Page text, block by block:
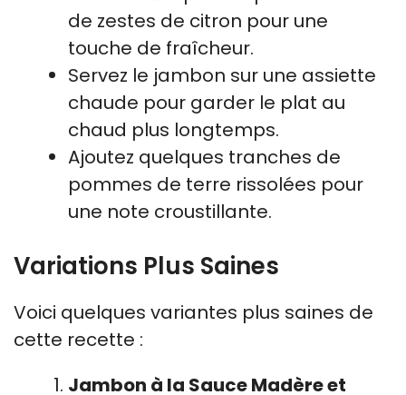
de zestes de citron pour une
touche de fraîcheur.
Servez le jambon sur une assiette
chaude pour garder le plat au
chaud plus longtemps.
Ajoutez quelques tranches de
pommes de terre rissolées pour
une note croustillante.
Variations Plus Saines
Voici quelques variantes plus saines de
cette recette :
Jambon à la Sauce Madère et